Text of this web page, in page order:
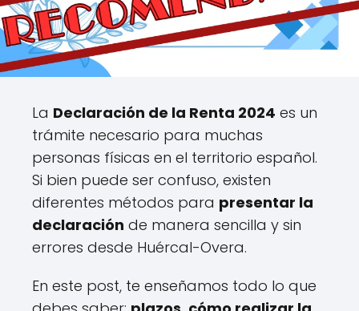
La Declaración de la Renta 2024 es un
trámite necesario para muchas
personas físicas en el territorio español.
Si bien puede ser confuso, existen
diferentes métodos para presentar la
declaración de manera sencilla y sin
errores desde Huércal-Overa.
En este post, te enseñamos todo lo que